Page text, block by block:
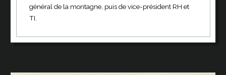
général de la montagne, puis de vice-président RH et
TI.